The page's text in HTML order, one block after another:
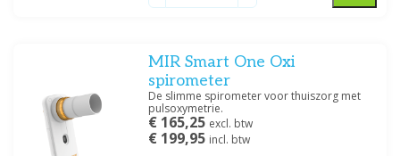
MIR Smart One Oxi
spirometer
De slimme spirometer voor thuiszorg met
pulsoxymetrie.
€ 165,25 excl. btw
€ 199,95 incl. btw